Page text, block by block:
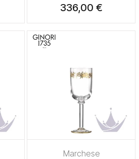
336,00 €
Marchese